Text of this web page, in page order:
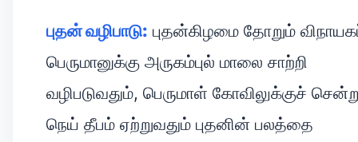
புதன் வழிபாடு: புதன்கிழமை தோறும்
பெருமானுக்கு அருகம்புல் மாலை சாற்றி
வழிபடுவதும், பெருமாள் கோவிலுக்குச்
நெய் தீபம் ஏற்றுவதும் புதனின் பலத்தை